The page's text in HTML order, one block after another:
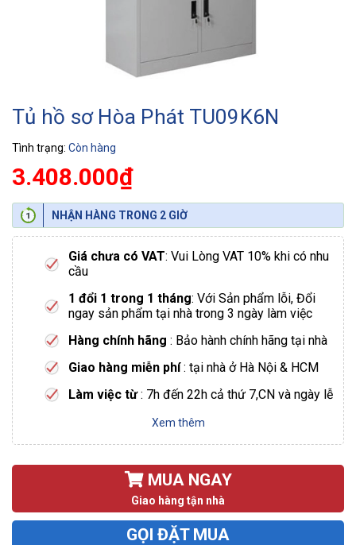
Tủ hồ sơ Hòa Phát TU09K6N
Tình trạng: Còn hàng
3.408.000₫
NHẬN HÀNG TRONG 2 GIỜ
Giá chưa có VAT: Vui Lòng VAT 10% khi có nhu
cầu
1 đổi 1 trong 1 tháng: Với Sản phẩm lỗi, Đổi
ngay sản phẩm tại nhà trong 3 ngày làm việc
Hàng chính hãng : Bảo hành chính hãng tại nhà
Giao hàng miễn phí: tại nhà ở Hà Nội & HCM
Làm việc từ: 7h đến 22h cả thứ 7,CN và ngày lễ
Xem thêm
MUA NGAY
Giao hàng tận nhà
GỌI ĐẶT MUA